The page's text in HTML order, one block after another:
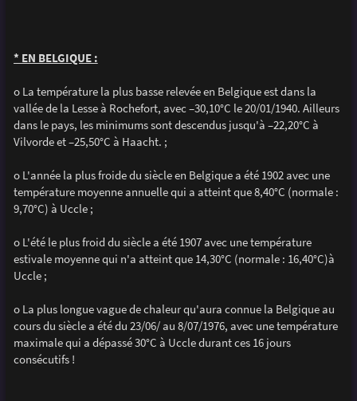
* EN BELGIQUE :
o La température la plus basse relevée en Belgique est dans la
vallée de la Lesse à Rochefort, avec –30,10°C le 20/01/1940. Ailleurs
dans le pays, les minimums sont descendus jusqu'à –22,20°C à
Vilvorde et –25,50°C à Haacht. ;
o L'année la plus froide du siècle en Belgique a été 1902 avec une
température moyenne annuelle qui a atteint que 8,40°C (normale :
9,70°C) à Uccle ;
o L'été le plus froid du siècle a été 1907 avec une température
estivale moyenne qui n'a atteint que 14,30°C (normale : 16,40°C)à
Uccle ;
o La plus longue vague de chaleur qu'aura connue la Belgique au
cours du siècle a été du 23/06/ au 8/07/1976, avec une température
maximale qui a dépassé 30°C à Uccle durant ces 16 jours
consécutifs !